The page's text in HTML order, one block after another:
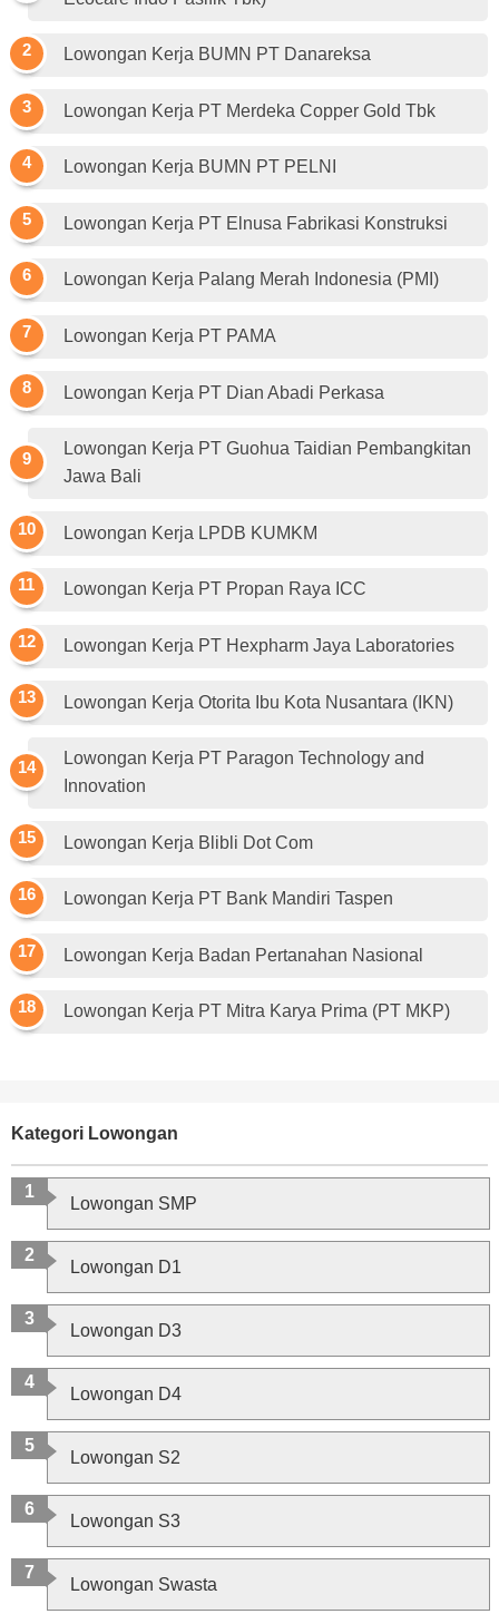
Lowongan Kerja BUMN PT Danareksa
Lowongan Kerja PT Merdeka Copper Gold Tbk
Lowongan Kerja BUMN PT PELNI
Lowongan Kerja PT Elnusa Fabrikasi Konstruksi
Lowongan Kerja Palang Merah Indonesia (PMI)
Lowongan Kerja PT PAMA
Lowongan Kerja PT Dian Abadi Perkasa
Lowongan Kerja PT Guohua Taidian Pembangkitan
Jawa Bali
Lowongan Kerja LPDB KUMKM
Lowongan Kerja PT Propan Raya ICC
Lowongan Kerja PT Hexpharm Jaya Laboratories
Lowongan Kerja Otorita Ibu Kota Nusantara (IKN)
Lowongan Kerja PT Paragon Technology and
Innovation
Lowongan Kerja Blibli Dot Com
Lowongan Kerja PT Bank Mandiri Taspen
Lowongan Kerja Badan Pertanahan Nasional
Lowongan Kerja PT Mitra Karya Prima (PT MKP)
Kategori Lowongan
Lowongan SMP
Lowongan D1
Lowongan D3
Lowongan D4
Lowongan S2
Lowongan S3
Lowongan Swasta